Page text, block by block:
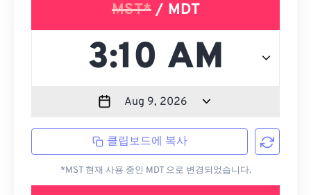
MST*/ MDT
클립보드에 복사
*MST 현재 사용 중인 MDT 으로 변경되었습니다.